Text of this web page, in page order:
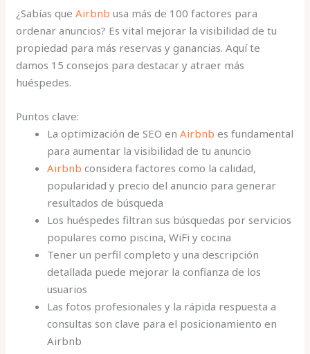
¿Sabías queAirbnb usa más de 100 factores para
ordenar anuncios? Es vital mejorar la visibilidad de tu
propiedad para más reservas y ganancias. Aquí te
damos 15 consejos para destacar y atraer más
huéspedes.
Puntos clave:
La optimización de SEO enAirbnb es fundamental
para aumentar la visibilidad de tu anuncio
Airbnb considera factores como la calidad,
popularidad y precio del anuncio para generar
resultados de búsqueda
Los huéspedes filtran sus búsquedas por servicios
populares como piscina, WiFi y cocina
Tener un perfil completo y una descripción
detallada puede mejorar la confianza de los
usuarios
Las fotos profesionales y la rápida respuesta a
consultas son clave para el posicionamiento en
Airbnb